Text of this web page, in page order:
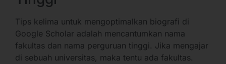
Tips kelima untuk mengoptimalkan biografi di
Google Scholar adalah mencantumkan nama
fakultas dan nama perguruan tinggi. Jika mengajar
di sebuah universitas, maka tentu ada fakultas.